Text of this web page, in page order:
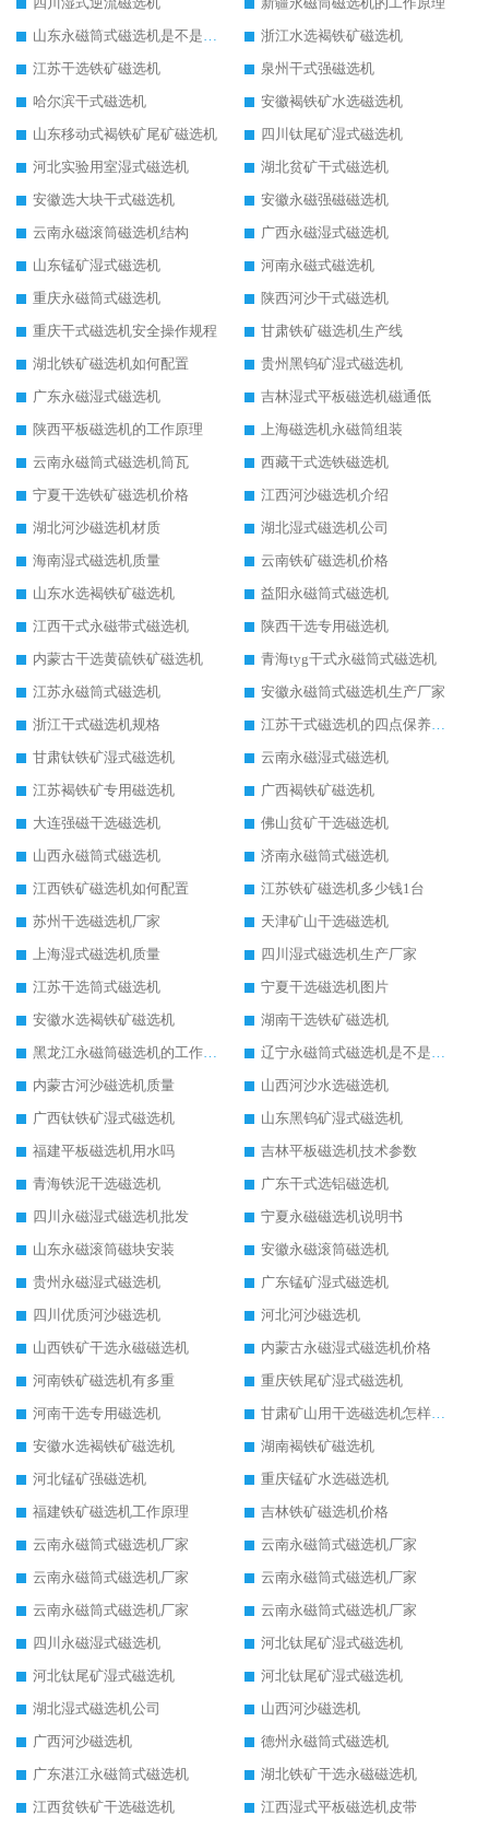
山东永磁筒式磁选机是不是强磁
浙江水选褐铁矿磁选机
江苏干选铁矿磁选机
泉州干式强磁选机
哈尔滨干式磁选机
安徽褐铁矿水选磁选机
山东移动式褐铁矿尾矿磁选机
四川钛尾矿湿式磁选机
河北实验用室湿式磁选机
湖北贫矿干式磁选机
安徽选大块干式磁选机
安徽永磁强磁磁选机
云南永磁滚筒磁选机结构
广西永磁湿式磁选机
山东锰矿湿式磁选机
河南永磁式磁选机
重庆永磁筒式磁选机
陕西河沙干式磁选机
重庆干式磁选机安全操作规程
甘肃铁矿磁选机生产线
湖北铁矿磁选机如何配置
贵州黑钨矿湿式磁选机
广东永磁湿式磁选机
吉林湿式平板磁选机磁通低
陕西平板磁选机的工作原理
上海磁选机永磁筒组装
云南永磁筒式磁选机筒瓦
西藏干式选铁磁选机
宁夏干选铁矿磁选机价格
江西河沙磁选机介绍
湖北河沙磁选机材质
湖北湿式磁选机公司
海南湿式磁选机质量
云南铁矿磁选机价格
山东水选褐铁矿磁选机
益阳永磁筒式磁选机
江西干式永磁带式磁选机
陕西干选专用磁选机
内蒙古干选黄硫铁矿磁选机
青海tyg干式永磁筒式磁选机
江苏永磁筒式磁选机
安徽永磁筒式磁选机生产厂家
浙江干式磁选机规格
江苏干式磁选机的四点保养秘籍
甘肃钛铁矿湿式磁选机
云南永磁湿式磁选机
江苏褐铁矿专用磁选机
广西褐铁矿磁选机
大连强磁干选磁选机
佛山贫矿干选磁选机
山西永磁筒式磁选机
济南永磁筒式磁选机
江西铁矿磁选机如何配置
江苏铁矿磁选机多少钱1台
苏州干选磁选机厂家
天津矿山干选磁选机
上海湿式磁选机质量
四川湿式磁选机生产厂家
江苏干选筒式磁选机
宁夏干选磁选机图片
安徽水选褐铁矿磁选机
湖南干选铁矿磁选机
黑龙江永磁筒磁选机的工作原理
辽宁永磁筒式磁选机是不是强磁
内蒙古河沙磁选机质量
山西河沙水选磁选机
广西钛铁矿湿式磁选机
山东黑钨矿湿式磁选机
福建平板磁选机用水吗
吉林平板磁选机技术参数
青海铁泥干选磁选机
广东干式选铝磁选机
四川永磁湿式磁选机批发
宁夏永磁磁选机说明书
山东永磁滚筒磁块安装
安徽永磁滚筒磁选机
贵州永磁湿式磁选机
广东锰矿湿式磁选机
四川优质河沙磁选机
河北河沙磁选机
山西铁矿干选永磁磁选机
内蒙古永磁湿式磁选机价格
河南铁矿磁选机有多重
重庆铁尾矿湿式磁选机
河南干选专用磁选机
甘肃矿山用干选磁选机怎样调磁
安徽水选褐铁矿磁选机
湖南褐铁矿磁选机
河北锰矿强磁选机
重庆锰矿水选磁选机
福建铁矿磁选机工作原理
吉林铁矿磁选机价格
云南永磁筒式磁选机厂家
云南永磁筒式磁选机厂家
云南永磁筒式磁选机厂家
云南永磁筒式磁选机厂家
云南永磁筒式磁选机厂家
云南永磁筒式磁选机厂家
四川永磁湿式磁选机
河北钛尾矿湿式磁选机
河北钛尾矿湿式磁选机
河北钛尾矿湿式磁选机
湖北湿式磁选机公司
山西河沙磁选机
广西河沙磁选机
德州永磁筒式磁选机
广东湛江永磁筒式磁选机
湖北铁矿干选永磁磁选机
江西贫铁矿干选磁选机
江西湿式平板磁选机皮带